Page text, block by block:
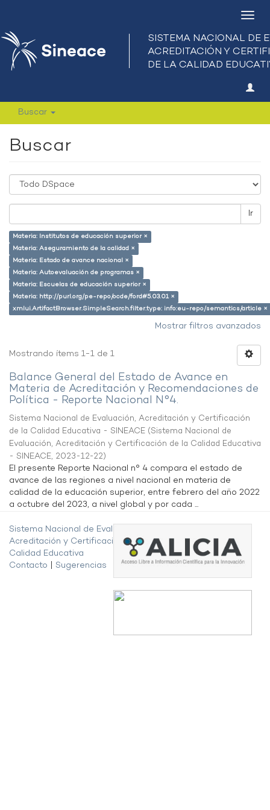
Buscar
Buscar
Ir
Materia: Institutos de educación superior ×
Materia: Aseguramiento de la calidad ×
Materia: Estado de avance nacional ×
Materia: Autoevaluación de programas ×
Materia: Escuelas de educación superior ×
Materia: http://purl.org/pe-repo/ocde/ford#5.03.01 ×
xmlui.ArtifactBrowser.SimpleSearch.filter.type: info:eu-repo/semantics/article ×
Mostrar filtros avanzados
Mostrando ítems 1-1 de 1
Balance General del Estado de Avance en
Materia de Acreditación y Recomendaciones de
Política - Reporte Nacional N°4.
Sistema Nacional de Evaluación, Acreditación y Certificación
de la Calidad Educativa - SINEACE (Sistema Nacional de
Evaluación, Acreditación y Certificación de la Calidad Educativa
- SINEACE, 2023-12-22)
El presente Reporte Nacional n° 4 compara el estado de
avance de las regiones a nivel nacional en materia de
calidad de la educación superior, entre febrero del año 2022
a octubre del 2023, a nivel global y por cada ...
Sistema Nacional de Evaluación,
Acreditación y Certificación de la
Calidad Educativa
Contacto
Sugerencias